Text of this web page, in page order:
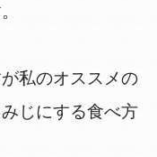
私のオススメの
じにする食べ方